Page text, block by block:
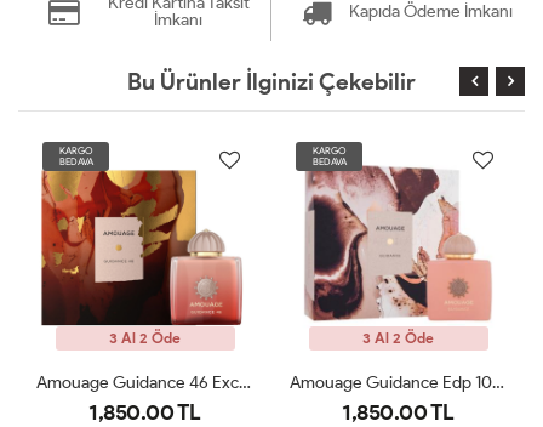
İmkanı
Kapıda Ödeme İmkanı
Bu Ürünler İlginizi Çekebilir
KARGO
BEDAVA
3 Al 2 Öde
Amouage Guidance 46 Exceptional Extrait 100ml Kadın Parfüm ARC
1,850.00 TL
KARGO
BEDAVA
3 Al 2 Öde
Amouage Guidance Edp 100 Ml Bayan Parfüm ARC
1,850.00 TL